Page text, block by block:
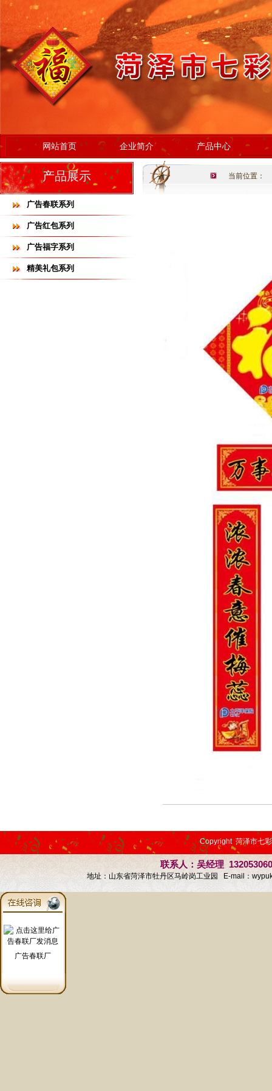
网站首页 企业简介 产品中心
产品展示
广告春联系列
广告红包系列
广告福字系列
精美礼包系列
当前位置：
Copyright 菏泽市七
联系人：吴经理
地址：山东省菏泽市牡丹区马岭岗工业园 E-mail：
广告春联厂